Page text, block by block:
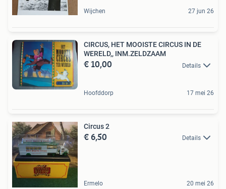
Wijchen 27 jun 26
CIRCUS, HET MOOISTE CIRCUS IN DE
WERELD,, INM.ZELDZAAM
€ 10,00 Details
Hoofddorp 17 mei 26
Circus 2
€ 6,50 Details
Ermelo 20 mei 26